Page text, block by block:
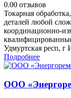
0.00 отзывов
Токарная
деталей любой
координационно-
Удмуртская респ,
Подробнее
ООО